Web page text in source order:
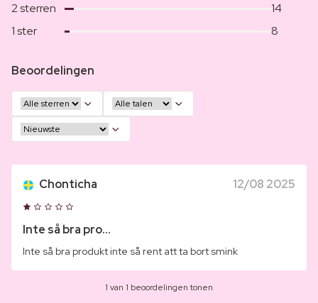
2 sterren
14
1 ster
8
Beoordelingen
Chonticha 12/08 2025
Inte så bra pro...
Inte så bra produkt inte så rent att ta bort smink
1 van 1 beoordelingen tonen